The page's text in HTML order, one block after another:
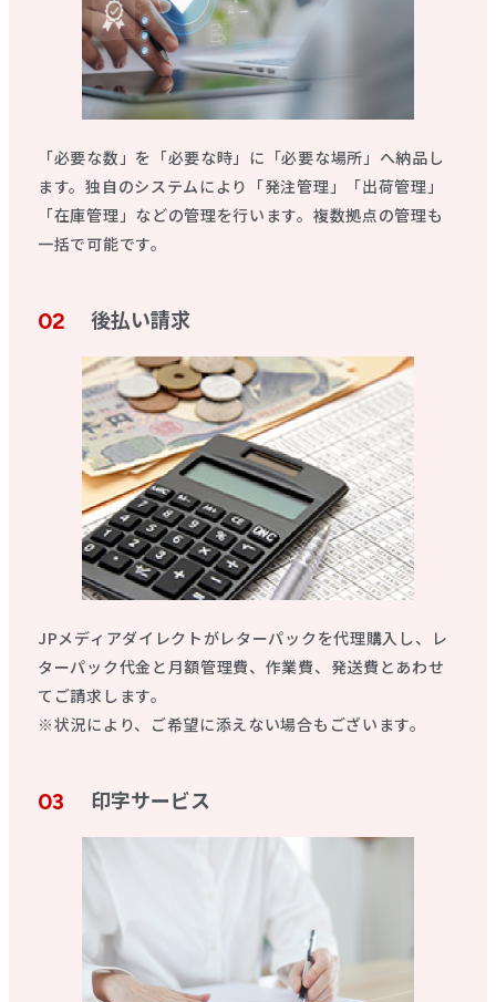
「必要な数」を「必要な時」に「必要な場所」へ納品し
ます。独自のシステムにより「発注管理」「出荷管理」
「在庫管理」などの管理を行います。複数拠点の管理も
一括で可能です。
後払い請求
JPメディアダイレクトがレターパックを代理購入し、レ
ターパック代金と月額管理費、作業費、発送費とあわせ
てご請求します。
※状況により、ご希望に添えない場合もございます。
印字サービス